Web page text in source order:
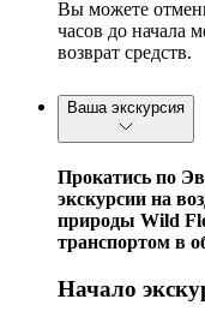
Вы можете
часов до начала
возврат средств.
Ваша экскурсия
Прокатись по
экскурсии на
природы Wild
транспортом в
Начало